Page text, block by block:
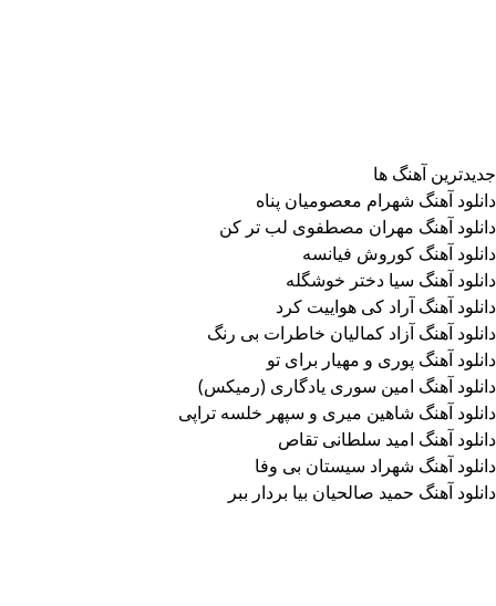
جدیدترین آهنگ ها
دانلود آهنگ شهرام معصومیان پناه
دانلود آهنگ مهران مصطفوی لب تر کن
دانلود آهنگ کوروش فیانسه
دانلود آهنگ سیا دختر خوشگله
دانلود آهنگ آراد کی هواییت کرد
دانلود آهنگ آزاد کمالیان خاطرات بی رنگ
دانلود آهنگ پوری و مهیار برای تو
دانلود آهنگ امین سوری یادگاری (رمیکس)
دانلود آهنگ شاهین میری و سپهر خلسه تراپی
دانلود آهنگ امید سلطانی تقاص
دانلود آهنگ شهراد سیستان بی وفا
دانلود آهنگ حمید صالحیان بیا بردار ببر